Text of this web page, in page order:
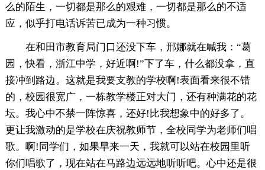
么的陌生，一切都是那么的艰难，一切都是那么的不适
应，似乎打电话诉苦已成为一种习惯。
在和田市教育局门口还没下车，邢娜就在喊我：“葛
园，快看，浙江中学，好近啊!”下了车，什么都没拿，直
接冲到路边。这就是我要支教的学校啊!表面看来很不错
的，校园很宽广，一栋教学楼正对大门，还有种满花的花
坛。我心中不禁一阵惊喜，还好!比我想象中的好多了。
更让我激动的是学校在庆祝教师节，全校同学为老师们唱
歌。啊!同学们，如果早来一天，我就可以站在校园里听
你们唱歌了，现在站在马路边远远地听听吧。心中还是很